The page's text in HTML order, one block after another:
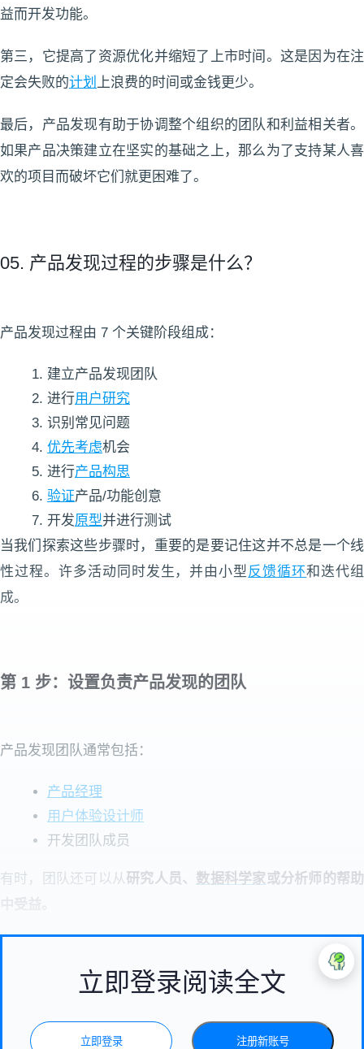
益而开发功能。
第三，它提高了资源优化并缩短了上市时间。这是因为在注
定会失败的计划 上浪费的时间或金钱更少。
最后，产品发现有助于协调整个组织的团队和利益相关者。
如果产品决策建立在坚实的基础之上，那么为了支持某人喜
欢的项目而破坏它们就更困难了。
05. 产品发现过程的步骤是什么？
产品发现过程由 7 个关键阶段组成：
建立产品发现团队
进行用户研究
识别常见问题
优先考虑机会
进行产品构思
验证产品/功能创意
开发原型并进行测试
当我们探索这些步骤时，重要的是要记住这并不总是一个线
性过程。许多活动同时发生，并由小型 反馈循环和迭代组
成。
第 1 步：设置负责产品发现的团队
产品发现团队通常包括：
产品经理
用户体验设计师
开发团队成员
有时，团队还可以从 研究人员、 数据科学家或分析师的帮助
立即登录阅读全文
立即登录 注册新账号